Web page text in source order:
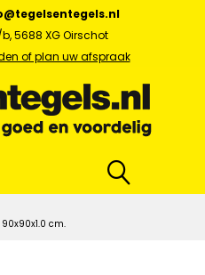
5688 XG Oirschot
of plan uw afspraak
cm.